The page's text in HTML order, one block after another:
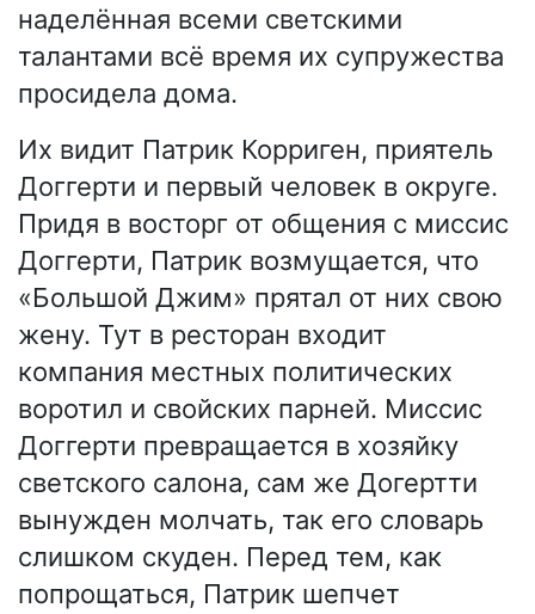
наделённая всеми светскими
талантами всё время их супружества
просидела дома.
Их видит Патрик Корриген, приятель
Доггерти и первый человек в округе.
Придя в восторг от общения с миссис
Доггерти, Патрик возмущается, что
«Большой Джим» прятал от них свою
жену. Тут в ресторан входит
компания местных политических
воротил и свойских парней. Миссис
Доггерти превращается в хозяйку
светского салона, сам же Догертти
вынужден молчать, так его словарь
слишком скуден. Перед тем, как
попрощаться, Патрик шепчет